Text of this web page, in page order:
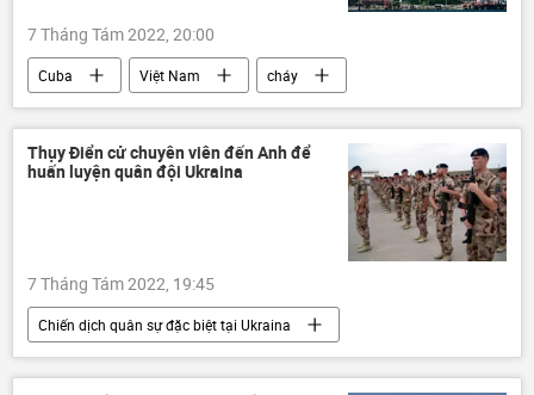
7 Tháng Tám 2022, 20:00
Cuba Việt Nam
cháy
phản ứng
Tia chớp
Thế giới
Xã hội
Thụy Điển cử chuyên viên đến Anh để
huấn luyện quân đội Ukraina
7 Tháng Tám 2022, 19:45
Chiến dịch quân sự đặc biệt tại Ukraina
Thụy Điển
Anh
Ukraina